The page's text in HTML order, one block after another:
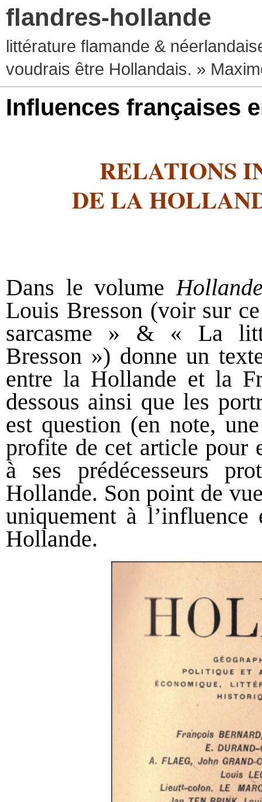
flandres-hollande
littérature flamande &
voudrais être Hollandais. »
Influences françaises
RELATIONS
DE LA
Dans le volume
Louis Bresson (voir sur
sarcasme » & « La
Bresson ») donne un
entre la Hollande et la
dessous ainsi que les
est question (en note,
profite de cet article pour
à ses prédécesseurs
Hollande. Son point de
uniquement à
Hollande.